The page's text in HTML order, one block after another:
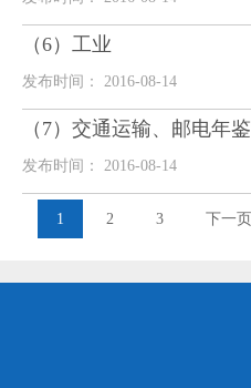
（6）工业
发布时间： 2016-08-14
（7）交通运输、邮电年鉴
发布时间： 2016-08-14
1 2 3 下一页